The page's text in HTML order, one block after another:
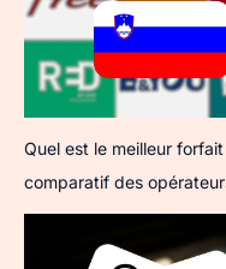
Quel est le meilleur
comparatif des